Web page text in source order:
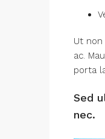
Ut non
ac.
porta
Sed
nec.